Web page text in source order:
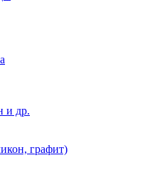
и др.
графит)